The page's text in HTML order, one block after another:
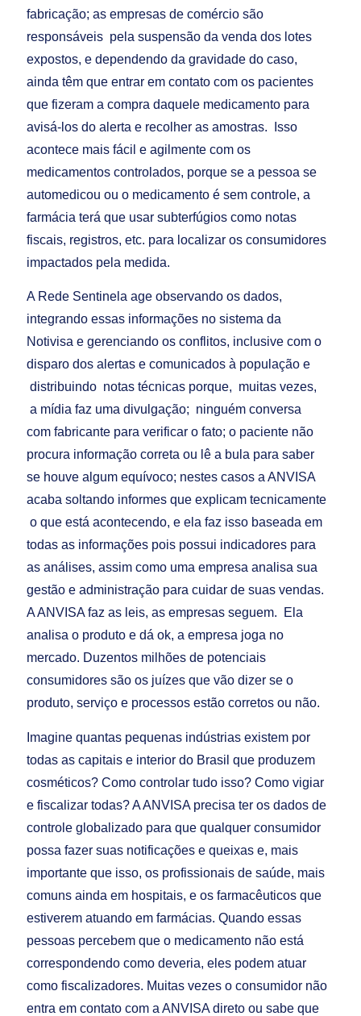
fabricação; as empresas de comércio são
responsáveis pela suspensão da venda dos lotes
expostos, e dependendo da gravidade do caso,
ainda têm que entrar em contato com os pacientes
que fizeram a compra daquele medicamento para
avisá-los do alerta e recolher as amostras. Isso
acontece mais fácil e agilmente com os
medicamentos controlados, porque se a pessoa se
automedicou ou o medicamento é sem controle, a
farmácia terá que usar subterfúgios como notas
fiscais, registros, etc. para localizar os consumidores
impactados pela medida.
A Rede Sentinela age observando os dados,
integrando essas informações no sistema da
Notivisa e gerenciando os conflitos, inclusive com o
disparo dos alertas e comunicados à população e
distribuindo notas técnicas porque, muitas vezes,
a mídia faz uma divulgação; ninguém conversa
com fabricante para verificar o fato; o paciente não
procura informação correta ou lê a bula para saber
se houve algum equívoco; nestes casos a ANVISA
acaba soltando informes que explicam tecnicamente
o que está acontecendo, e ela faz isso baseada em
todas as informações pois possui indicadores para
as análises, assim como uma empresa analisa sua
gestão e administração para cuidar de suas vendas.
A ANVISA faz as leis, as empresas seguem. Ela
analisa o produto e dá ok, a empresa joga no
mercado. Duzentos milhões de potenciais
consumidores são os juízes que vão dizer se o
produto, serviço e processos estão corretos ou não.
Imagine quantas pequenas indústrias existem por
todas as capitais e interior do Brasil que produzem
cosméticos? Como controlar tudo isso? Como vigiar
e fiscalizar todas? A ANVISA precisa ter os dados de
controle globalizado para que qualquer consumidor
possa fazer suas notificações e queixas e, mais
importante que isso, os profissionais de saúde, mais
comuns ainda em hospitais, e os farmacêuticos que
estiverem atuando em farmácias. Quando essas
pessoas percebem que o medicamento não está
correspondendo como deveria, eles podem atuar
como fiscalizadores. Muitas vezes o consumidor não
entra em contato com a ANVISA direto ou sabe que